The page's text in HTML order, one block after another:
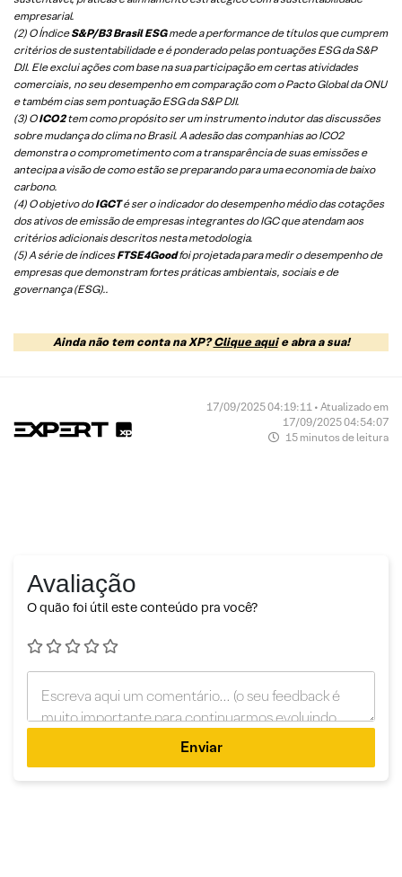
empresarial.
(2) O ÍndiceS&P/B3 Brasil ESGmede a performance de títulos que cumprem
critérios de sustentabilidade e é ponderado pelas pontuações ESG da S&P
DJI. Ele exclui ações com base na sua participação em certas atividades
comerciais, no seu desempenho em comparação com o Pacto Global da ONU
e também cias sem pontuação ESG da S&P DJI.
(3) OICO2tem como propósito ser um instrumento indutor das discussões
sobre mudança do clima no Brasil. A adesão das companhias ao ICO2
demonstra o comprometimento com a transparência de suas emissões e
antecipa a visão de como estão se preparando para uma economia de baixo
carbono.
(4) O objetivo doIGCTé ser o indicador do desempenho médio das cotações
dos ativos de emissão de empresas integrantes do IGC que atendam aos
critérios adicionais descritos nesta metodologia.
(5) A série de índicesFTSE4Goodfoi projetada para medir o desempenho de
empresas que demonstram fortes práticas ambientais, sociais e de
governança (ESG)..
Ainda não tem conta na XP?Clique aquie abra a sua!
17/09/2025 04:19:11 • Atualizado em
17/09/2025 04:54:07
15 minutos de leitura
Avaliação
O quão foi útil este conteúdo pra você?
Enviar